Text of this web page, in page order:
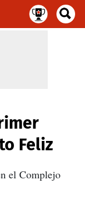
Feliz
el Complejo